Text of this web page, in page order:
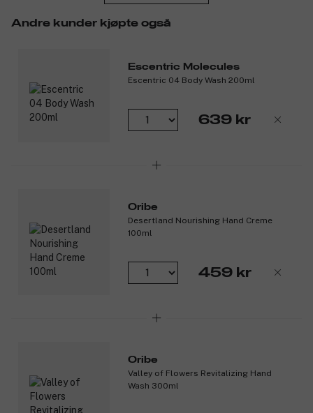
av luksus og hudpleieinnovasjon. Med en hybridtekstur lik lett
lotion og fløyelsaktig krem, er disse kroppslotions beriket med
fytosteroler og naturlige oljer som antioksidantrike squalane,
jojobaolje og sheasmør, som arbeider for å pleie og gi silkeaktig,
langvarig hydrering. Forvent å transformere din
kroppspleierutine til et øyeblikk du aldri ønsker å avslutte.
Alle Escentric Molecules Body Lotions kompletterer
Andre kunder kjøpte også
Escentric Molecules
Escentric 04 Body Wash 200ml
639 kr
Oribe
Desertland Nourishing Hand Creme
100ml
459 kr
Oribe
Valley of Flowers Revitalizing Hand
Wash 300ml